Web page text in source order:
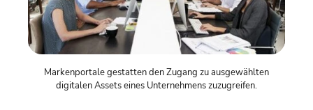
Markenportale gestatten den Zugang zu ausgewählten
digitalen Assets eines Unternehmens zuzugreifen.